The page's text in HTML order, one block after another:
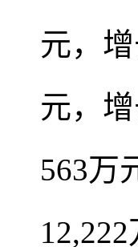
元，
元，
563万